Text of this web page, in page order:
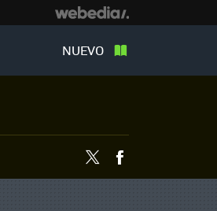
NUEVO
Twitter